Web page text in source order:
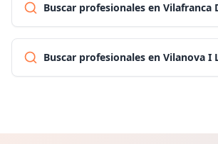
Buscar profesionales en Vilafranca
Buscar profesionales en Vilanova I